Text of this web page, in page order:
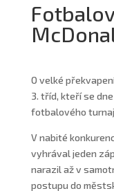
O velké
3. tříd, kteří se
fotbalového
V nabité
vyhrával jeden
narazil až v
postupu do